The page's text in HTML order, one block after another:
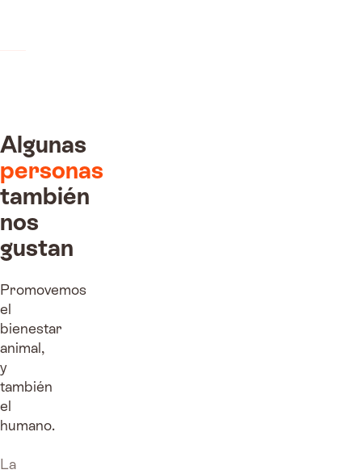
Algunas
personas
también
nos
gustan
Promovemos
el
bienestar
animal,
y
también
el
humano.
La